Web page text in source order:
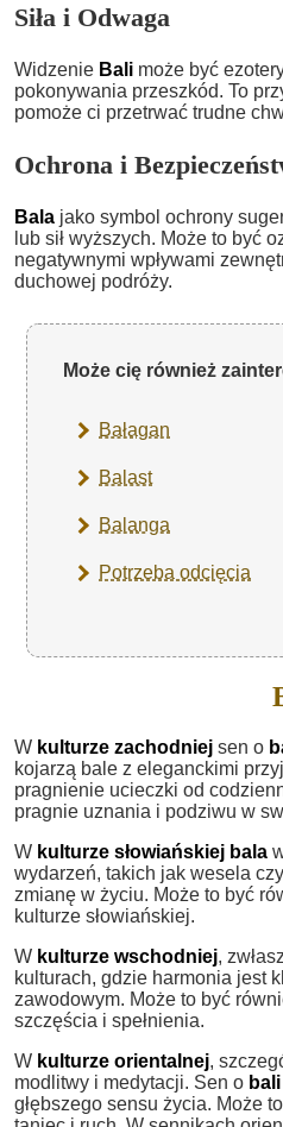
Siła i Odwaga
Widzenie Bali może być
pokonywania przeszkód. To
pomoże ci przetrwać trudne
Ochrona i
Bala jako symbol ochrony
lub sił wyższych. Może to być
negatywnymi wpływami
duchowej podróży.
Może cię również
Bałagan
Balast
Balanga
Potrzeba odcięcia
W kulturze zachodniej sen o
kojarzą bale z eleganckimi
pragnienie ucieczki od
pragnie uznania i podziwu w
W kulturze słowiańskiej bala
wydarzeń, takich jak wesela
zmianę w życiu. Może to być
kulturze słowiańskiej.
W kulturze wschodniej,
kulturach, gdzie harmonia jest
zawodowym. Może to być
szczęścia i spełnienia.
W kulturze orientalnej,
modlitwy i medytacji. Sen o bali
głębszego sensu życia. Może